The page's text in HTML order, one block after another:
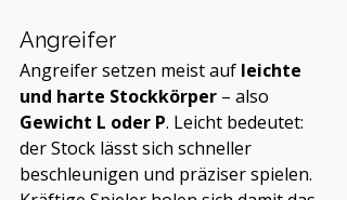
Angreifer
Angreifer setzen meist auf leichte
und harte Stockkörper – also
Gewicht L oder P. Leicht bedeutet:
der Stock lässt sich schneller
beschleunigen und präziser spielen.